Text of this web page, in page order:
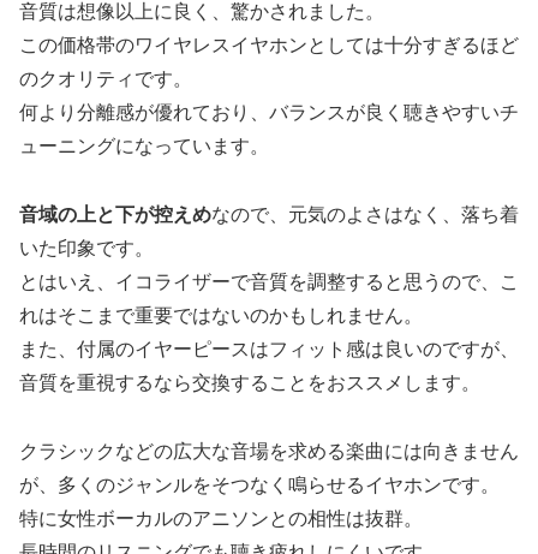
音質は想像以上に良く、驚かされました。
この価格帯のワイヤレスイヤホンとしては十分すぎるほど
のクオリティです。
何より分離感が優れており、バランスが良く聴きやすいチ
ューニングになっています。
音域の上と下が控えめなので、元気のよさはなく、落ち着
いた印象です。
とはいえ、イコライザーで音質を調整すると思うので、こ
れはそこまで重要ではないのかもしれません。
また、付属のイヤーピースはフィット感は良いのですが、
音質を重視するなら交換することをおススメします。
クラシックなどの広大な音場を求める楽曲には向きません
が、多くのジャンルをそつなく鳴らせるイヤホンです。
特に女性ボーカルのアニソンとの相性は抜群。